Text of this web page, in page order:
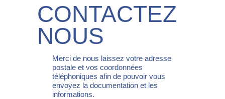
CONTACTEZ
NOUS
Merci de nous laissez votre adresse
postale et vos coordonnées
téléphoniques afin de pouvoir vous
envoyez la documentation et les
informations.